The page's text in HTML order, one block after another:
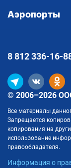
Аэропорты
© 2006–2026
Все материалы
Запрещается
копирования на
использование
правообладателя.
Информация о
8 812336-16-